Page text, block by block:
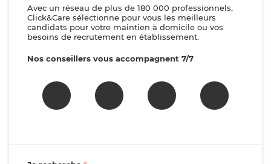
Avec un réseau de plus de 180 000 professionnels,
Click&Care sélectionne pour vous les meilleurs
candidats pour votre maintien à domicile ou vos
besoins de recrutement en établissement.
Nos conseillers vous accompagnent 7/7